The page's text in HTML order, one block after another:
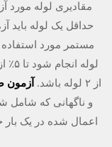
مقادیری لوله
حداقل یک لوله باید
مستمر مورد استفاده
از ۲ لوله باشد.
آزمون
و ناگهانی که شامل
اعمال شده در یک بار